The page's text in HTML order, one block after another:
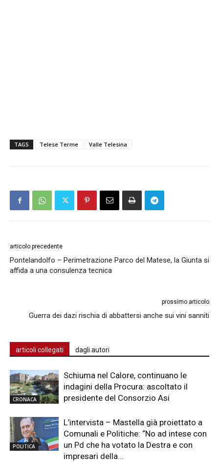
TAGS Telese Terme Valle Telesina
articolo precedente
Pontelandolfo – Perimetrazione Parco del Matese, la Giunta si
affida a una consulenza tecnica
prossimo articolo
Guerra dei dazi rischia di abbattersi anche sui vini sanniti
articoli collegati dagli autori
CRONACA
Schiuma nel Calore, continuano le
indagini della Procura: ascoltato il
presidente del Consorzio Asi
POLITICA
L’intervista – Mastella già proiettato a
Comunali e Politiche: “No ad intese con
un Pd che ha votato la Destra e con
impresari della...